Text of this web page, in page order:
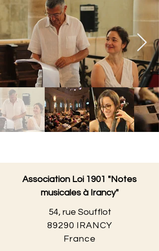
Association Loi 1901 "Notes
musicales à Irancy"
54, rue Soufflot
89290 IRANCY
France